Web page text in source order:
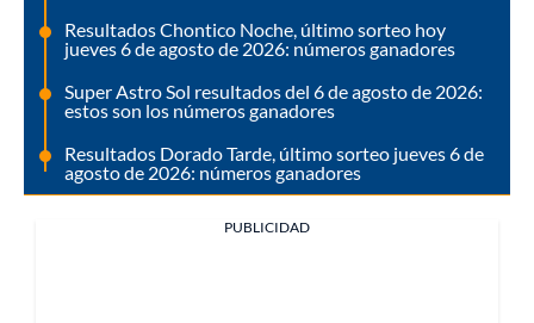
Resultados Chontico Noche, último sorteo hoy
jueves 6 de agosto de 2026: números ganadores
Super Astro Sol resultados del 6 de agosto de 2026:
estos son los números ganadores
Resultados Dorado Tarde, último sorteo jueves 6 de
agosto de 2026: números ganadores
PUBLICIDAD